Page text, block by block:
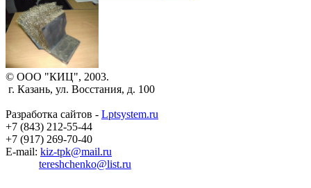
© ООО "КИЦ", 2003.
г. Казань, ул. Восстания, д. 100
Разработка сайтов - Lptsystem.ru
+7 (843) 212-55-44
+7 (917) 269-70-40
E-mail: kiz-tpk@mail.ru
tereshchenko@list.ru